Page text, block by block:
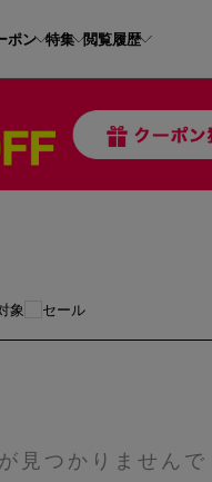
ポン 特集 閲覧履歴
象 セール
見つかりませんで